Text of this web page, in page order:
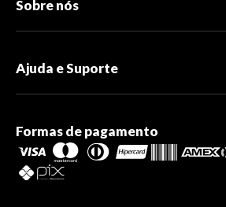
Sobre nós
Ajuda e Suporte
Formas de pagamento